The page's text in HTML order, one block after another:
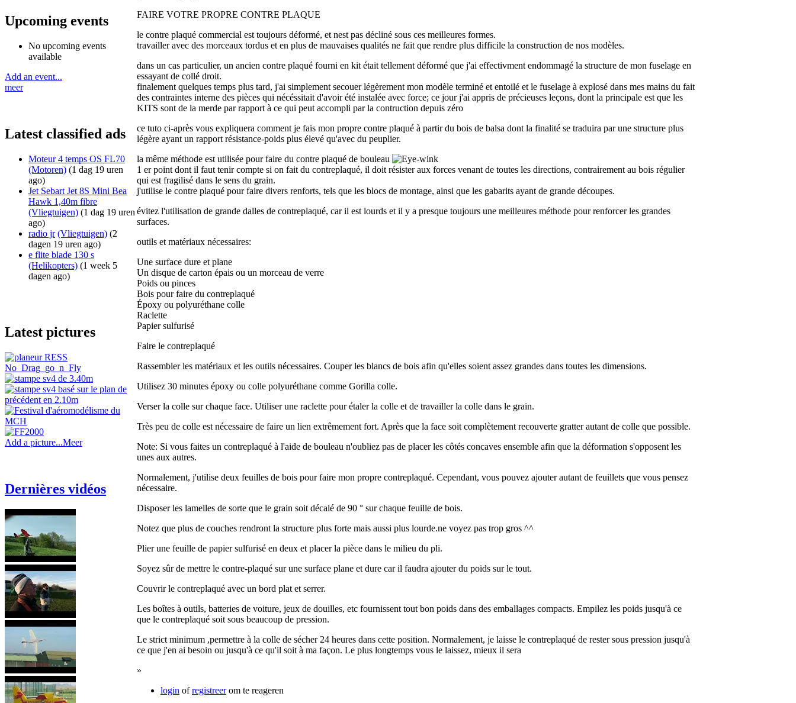
Upcoming events
No upcoming events
available
Add an event...
meer
Latest classified ads
Moteur 4 temps OS FL70
(Motoren) (1 dag 19 uren
ago)
Jet Sebart Jet 8S Mini Bea
Hawk 1,40m fibre
(Vliegtuigen) (1 dag 19 uren
ago)
radio jr (Vliegtuigen) (2
dagen 19 uren ago)
e flite blade 130 s
(Helikopters) (1 week 5
dagen ago)
Latest pictures
Add a picture...Meer
Dernières vidéos
FAIRE VOTRE PROPRE CONTRE PLAQUE
le contre plaqué commercial est toujours déformé, et nest pas décliné sous ces meilleures formes.
travailler avec des morceaux tordus et en plus de mauvaises qualités ne fait que rendre plus difficile la construction de nos modèles.
dans un cas particulier, un ancien contre plaqué fourni en kit était tellement déformé que j'ai effectivment endommagé la structure de mon fuselage en
essayant de collé droit.
finalement quelques temps plus tard, j'ai simplement secouer légèrement mon modèle terminé et entoilé et le fuselage à explosé dans mes mains du fait
des contraintes interne des pièces qui nécéssitait d'avoir été instalée avec force; ce jour j'ai appris de précieuses leçons, dont la principale est que les
KITS sont de la merde par rapport à ce qui peut accompli par la contruction depuis zéro
ce tuto ci-après vous expliquera comment je fais mon propre contre plaqué à partir du bois de balsa dont la finalité se traduira par une structure plus
légère ayant un rapport résistance-poids plus élevé qu'avec du peuplier.
la même méthode est utilisée pour faire du contre plaqué de bouleau
1 er point dont il faut tenir compte si on fait du contreplaqué, il doit résister aux forces venant de toutes les directions, contrairement au bois régulier
qui est fragilisé dans le sens du grain.
j'utilise le contre plaqué pour faire divers renforts, tels que les blocs de montage, ainsi que les gabarits ayant de grande découpes.
évitez l'utilisation de grande dalles de contreplaqué, car il est lourds et il y a presque toujours une meilleures méthode pour renforcer les grandes
surfaces.
outils et matériaux nécessaires:
Une surface dure et plane
Un disque de carton épais ou un morceau de verre
Poids ou pinces
Bois pour faire du contreplaqué
Époxy ou polyuréthane colle
Raclette
Papier sulfurisé
Faire le contreplaqué
Rassembler les matériaux et les outils nécessaires. Couper les blancs de bois afin qu'elles soient assez grandes dans toutes les dimensions.
Utilisez 30 minutes époxy ou colle polyuréthane comme Gorilla colle.
Verser la colle sur chaque face. Utiliser une raclette pour étaler la colle et de travailler la colle dans le grain.
Très peu de colle est nécessaire de faire un lien extrêmement fort. Après que la face soit complètement recouverte gratter autant de colle que possible.
Note: Si vous faites un contreplaqué à l'aide de bouleau n'oubliez pas de placer les côtés concaves ensemble afin que la déformation s'opposent les
unes aux autres.
Normalement, j'utilise deux feuilles de bois pour faire mon propre contreplaqué. Cependant, vous pouvez ajouter autant de feuillets que vous pensez
nécessaire.
Disposer les lamelles de sorte que le grain soit décalé de 90 ° sur chaque feuille de bois.
Notez que plus de couches rendront la structure plus forte mais aussi plus lourde.ne voyez pas trop gros ^^
Plier une feuille de papier sulfurisé en deux et placer la pièce dans le milieu du pli.
Soyez sûr de mettre le contre-plaqué sur une surface plane et dure car il faudra ajouter du poids sur le tout.
Couvrir le contreplaqué avec un bord plat et serrer.
Les boîtes à outils, batteries de voiture, jeux de douilles, etc fournissent tout bon poids dans des emballages compacts. Empilez les poids jusqu'à ce
que le contreplaqué soit sous beaucoup de pression.
Le strict minimum ,permettre à la colle de sécher 24 heures dans cette position. Normalement, je laisse le contreplaqué de rester sous pression jusqu'à
ce que j'en ai besoin ou jusqu'à ce qu'il soit à ma façon. Le plus longtemps vous le laissez, mieux il sera
»
login ofregistreerom te reageren